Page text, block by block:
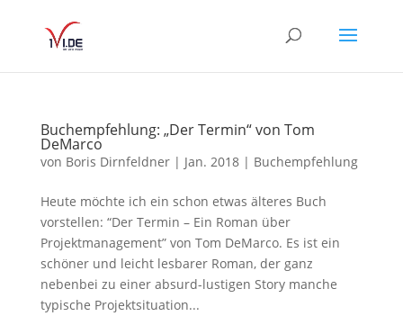
Buchempfehlung: „Der Termin“ von Tom
DeMarco
von Boris Dirnfeldner| Jan. 2018| Buchempfehlung
Heute möchte ich ein schon etwas älteres Buch
vorstellen: “Der Termin – Ein Roman über
Projektmanagement” von Tom DeMarco. Es ist ein
schöner und leicht lesbarer Roman, der ganz
nebenbei zu einer absurd-lustigen Story manche
typische Projektsituation...